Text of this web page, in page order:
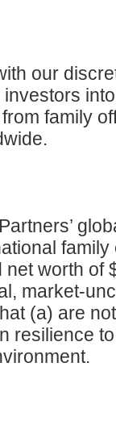
our
family
worth of
market-
(a) are
resilience